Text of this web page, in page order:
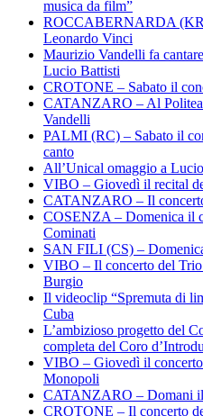
musica da film”
ROCCABERNARDA
Leonardo Vinci
Maurizio Vandelli fa
Lucio Battisti
CROTONE – Sabato il
CATANZARO – Al
Vandelli
PALMI (RC) – Sabato il
canto
All’Unical omaggio a
VIBO – Giovedì il recital
CATANZARO – Il
COSENZA – Domenica il
Cominati
SAN FILI (CS) –
VIBO – Il concerto del
Burgio
Il videoclip “Spremuta di
Cuba
L’ambizioso progetto del
completa del Coro
VIBO – Giovedì il
Monopoli
CATANZARO – Domani
CROTONE – Il concerto